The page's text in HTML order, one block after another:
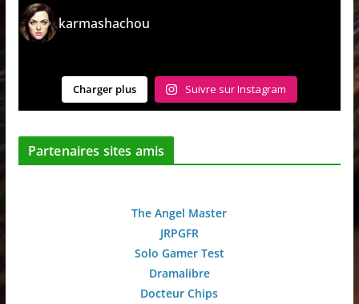
karmashachou
Charger plus Suivre sur Instagram
Partenaires sites amis
The Angel Master
JRPGFR
Solo Gamer Test
Dramalibre
Docteur Chips